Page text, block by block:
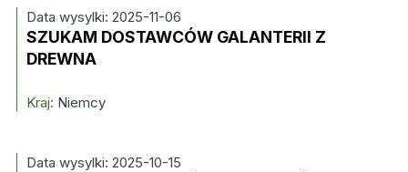
Data wysylki: 2025-11-06
SZUKAM DOSTAWCÓW GALANTERII Z
DREWNA
Kraj: Niemcy
Data wysylki: 2025-10-15